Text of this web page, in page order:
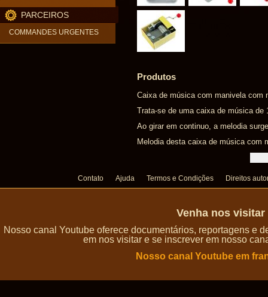
PARCEIROS
COMMANDES URGENTES
Produtos
Caixa de música com manivela
Trata-se de uma caixa de música de
Ao girar em continuo, a melodia
Melodia desta caixa de música com
Contato Ajuda Termos e Condições Direitos
Venha nos
Nosso canal Youtube oferece documentários, reportagens e
em nos visitar e se inscrever em nosso
Nosso canal Youtube em